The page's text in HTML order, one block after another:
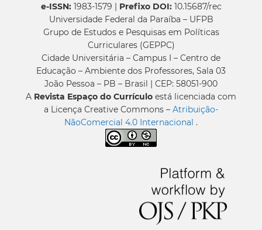
e-ISSN:1983-1579 | Prefixo DOI:10.15687/rec
Universidade Federal da Paraíba – UFPB
Grupo de Estudos e Pesquisas em Políticas
Curriculares (GEPPC)
Cidade Universitária – Campus I – Centro de
Educação – Ambiente dos Professores, Sala 03
João Pessoa – PB – Brasil | CEP: 58051-900
A Revista Espaço do Currículo está licenciada com
a Licença Creative Commons – Atribuição-
NãoComercial 4.0 Internacional .